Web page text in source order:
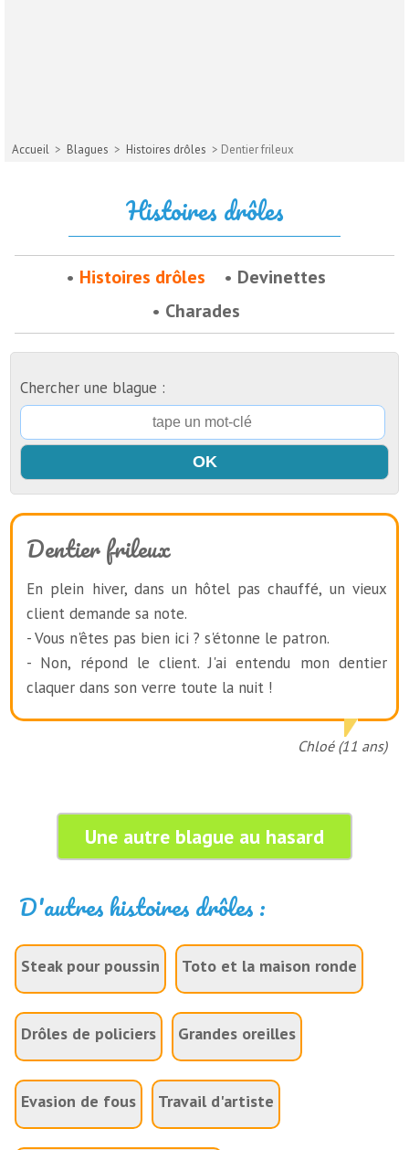
Accueil > Blagues > Histoires drôles > Dentier frileux
Histoires drôles
Histoires drôles
Devinettes
Charades
Chercher une blague :
Dentier frileux
En plein hiver, dans un hôtel pas chauffé, un vieux
client demande sa note.
- Vous n'êtes pas bien ici ? s'étonne le patron.
- Non, répond le client. J'ai entendu mon dentier
claquer dans son verre toute la nuit !
Chloé (11 ans)
Une autre blague au hasard
D'autres histoires drôles :
Steak pour poussin Toto et la maison ronde
Drôles de policiers Grandes oreilles
Evasion de fous Travail d'artiste